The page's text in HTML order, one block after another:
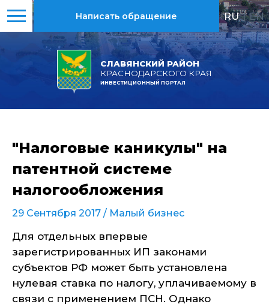
СЛАВЯНСКИЙ РАЙОН
КРАСНОДАРСКОГО КРАЯ
ИНВЕСТИЦИОННЫЙ ПОРТАЛ
Написать обращение RU | EN
"Налоговые каникулы" на
патентной системе
налогообложения
29 Сентября 2017 / Малый бизнес
Для отдельных впервые
зарегистрированных ИП законами
субъектов РФ может быть установлена
нулевая ставка по налогу, уплачиваемому в
связи с применением ПСН. Однако